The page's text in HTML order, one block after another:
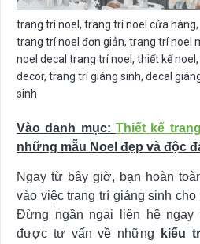
trang trí noel, trang trí noel cửa
trang trí noel đơn giản, trang trí noel
noel decal trang trí noel, thiết kế
decor, trang trí giáng sinh, decal
sinh
Vào danh mục: Thiết kế
những mẫu Noel đẹp và độc
Ngay từ bây giờ, bạn hoàn
vào việc trang trí giáng sinh
Đừng ngần ngại liên hệ
được tư vấn về những
kiểu